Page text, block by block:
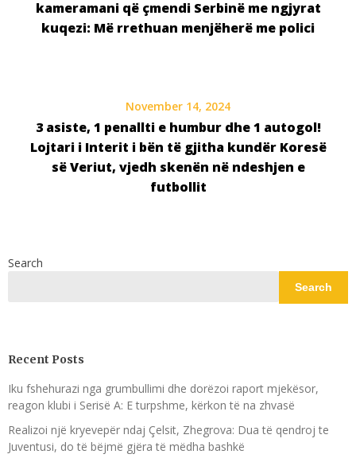
kameramani që çmendi Serbinë me ngjyrat
kuqezi: Më rrethuan menjëherë me polici
November 14, 2024
3 asiste, 1 penallti e humbur dhe 1 autogol!
Lojtari i Interit i bën të gjitha kundër Koresë
së Veriut, vjedh skenën në ndeshjen e
futbollit
Search
Search
Recent Posts
Iku fshehurazi nga grumbullimi dhe dorëzoi raport mjekësor,
reagon klubi i Serisë A: E turpshme, kërkon të na zhvasë
Realizoi një kryevepër ndaj Çelsit, Zhegrova: Dua të qendroj te
Juventusi, do të bëjmë gjëra të mëdha bashkë